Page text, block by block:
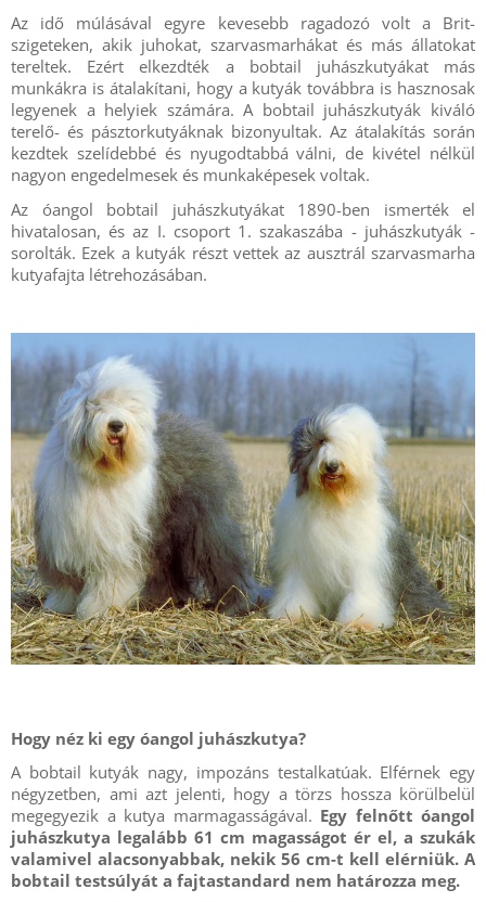
Az idő múlásával egyre kevesebb ragadozó volt a Brit-
szigeteken, akik juhokat, szarvasmarhákat és más állatokat
tereltek. Ezért elkezdték a bobtail juhászkutyákat más
munkákra is átalakítani, hogy a kutyák továbbra is hasznosak
legyenek a helyiek számára. A bobtail juhászkutyák kiváló
terelő- és pásztorkutyáknak bizonyultak. Az átalakítás során
kezdtek szelídebbé és nyugodtabbá válni, de kivétel nélkül
nagyon engedelmesek és munkaképesek voltak.
Az óangol bobtail juhászkutyákat 1890-ben ismerték el
hivatalosan, és az I. csoport 1. szakaszába - juhászkutyák -
sorolták. Ezek a kutyák részt vettek az ausztrál szarvasmarha
kutyafajta létrehozásában.
Hogy néz ki egy óangol juhászkutya?
A bobtail kutyák nagy, impozáns testalkatúak. Elférnek egy
négyzetben, ami azt jelenti, hogy a törzs hossza körülbelül
megegyezik a kutya marmagasságával. Egy felnőtt óangol
juhászkutya legalább 61 cm magasságot ér el, a szukák
valamivel alacsonyabbak, nekik 56 cm-t kell elérniük. A
bobtail testsúlyát a fajtastandard nem határozza meg.